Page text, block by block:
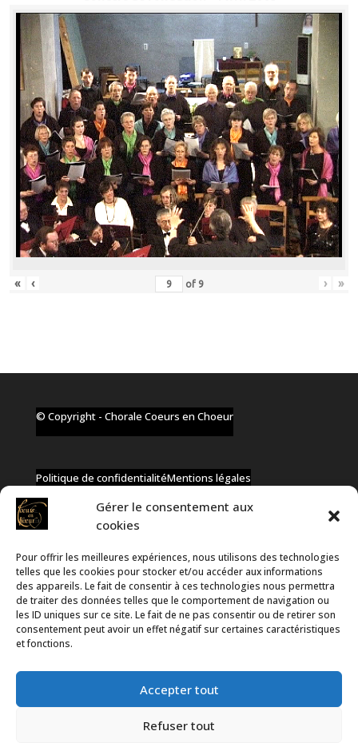
Gérer le consentement aux
cookies
Pour offrir les meilleures expériences, nous utilisons des technologies
telles que les cookies pour stocker et/ou accéder aux informations
des appareils. Le fait de consentir à ces technologies nous permettra
de traiter des données telles que le comportement de navigation ou
les ID uniques sur ce site. Le fait de ne pas consentir ou de retirer son
consentement peut avoir un effet négatif sur certaines caractéristiques
et fonctions.
Accepter tout
Refuser tout
« ‹ of 9 › »
© Copyright - Chorale Coeurs en Choeur
Politique de confidentialitéMentions légales
✆ +32 477 91 58 46
✉ infos@coeurs-en-choeur.be
Toute proposition de partenariat en développement sera